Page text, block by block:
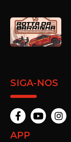
SIGA-NOS
APP